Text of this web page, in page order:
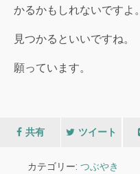
かるかもしれないですよ。
見つかるといいですね。
願っています。
共有 ツイート
カテゴリー: つぶやき